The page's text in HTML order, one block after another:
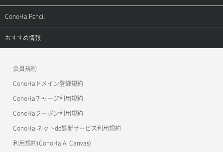
よくある質問
APIドキュメントVPS2.0
APIドキュメントVPS3.0
APIドキュメントVPS2.0
APIドキュメントVPS3.0
ご利用ガイド
サポートトップ
ご利用ガイド
ConoHa Pencil
サポートトップ
おすすめ情報
美雲このは徹底ガイド
会員規約
ConoHaドメイン登録規約
ConoHaチャージ利用規約
ConoHaクーポン利用規約
ConoHa ネットde診断サービス利用規約
利用規約(ConoHa AI Canvas)